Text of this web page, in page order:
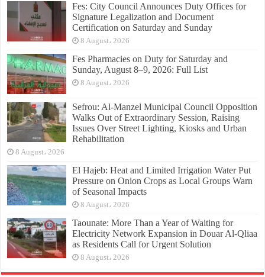
Fes: City Council Announces Duty Offices for
Signature Legalization and Document
Certification on Saturday and Sunday
8 August، 2026
Fes Pharmacies on Duty for Saturday and
Sunday, August 8–9, 2026: Full List
8 August، 2026
Sefrou: Al-Manzel Municipal Council Opposition
Walks Out of Extraordinary Session, Raising
Issues Over Street Lighting, Kiosks and Urban
Rehabilitation
8 August، 2026
El Hajeb: Heat and Limited Irrigation Water Put
Pressure on Onion Crops as Local Groups Warn
of Seasonal Impacts
8 August، 2026
Taounate: More Than a Year of Waiting for
Electricity Network Expansion in Douar Al-Qliaa
as Residents Call for Urgent Solution
8 August، 2026